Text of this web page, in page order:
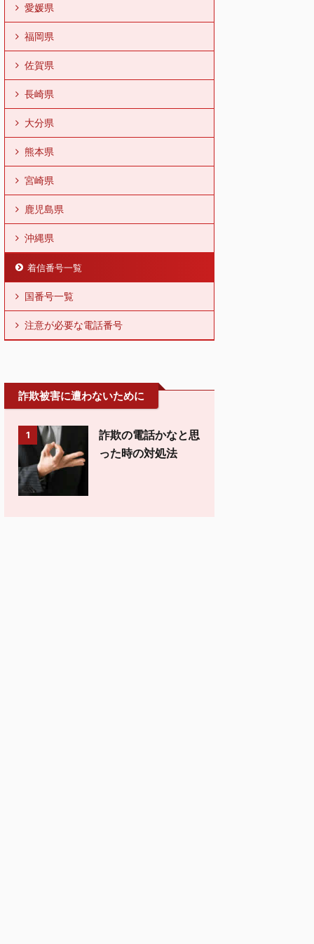
愛媛県
福岡県
佐賀県
長崎県
大分県
熊本県
宮崎県
鹿児島県
沖縄県
着信番号一覧
国番号一覧
注意が必要な電話番号
詐欺被害に遭わないために
1
詐欺の電話かなと思
った時の対処法